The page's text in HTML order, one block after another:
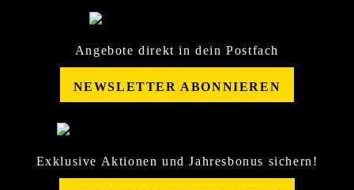
Angebote direkt in dein Postfach
NEWSLETTER ABONNIEREN
Exklusive Aktionen und Jahresbonus sichern!